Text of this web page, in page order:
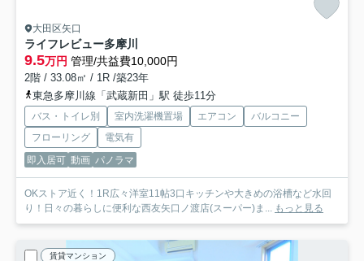
大田区矢口
ライフレビュー多摩川
9.5万円 管理/共益費10,000円
2階 / 33.08㎡ / 1R /築23年
東急多摩川線「武蔵新田」駅 徒歩11分
バス・トイレ別 室内洗濯機置場 エアコン
バルコニー
フローリング
電気有
即入居可 動画 パノラマ
OKストア近く！1R広々洋室11帖3口キッチンや大きめの浴槽など水回
り！日々の暮らしに便利な西友矢口ノ渡店(スーパー)ま...
もっと見る
賃貸マンション